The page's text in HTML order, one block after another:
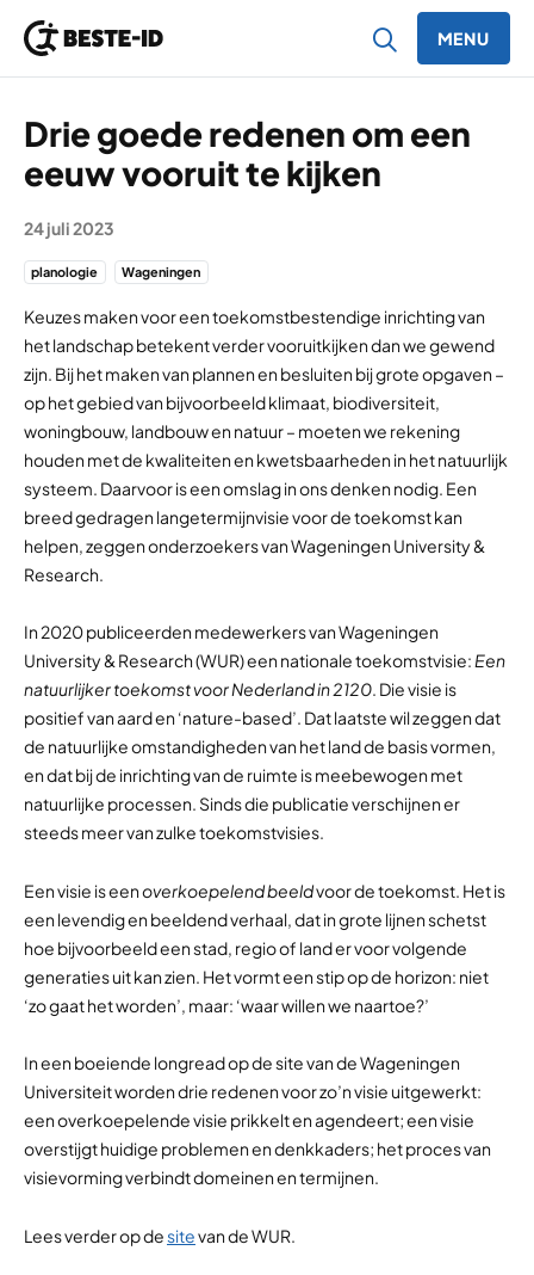
MENU
Drie goede redenen om een
eeuw vooruit te kijken
24 juli 2023
planologie Wageningen
Keuzes maken voor een toekomstbestendige inrichting van
het landschap betekent verder vooruitkijken dan we gewend
zijn. Bij het maken van plannen en besluiten bij grote opgaven –
op het gebied van bijvoorbeeld klimaat, biodiversiteit,
woningbouw, landbouw en natuur – moeten we rekening
houden met de kwaliteiten en kwetsbaarheden in het natuurlijk
systeem. Daarvoor is een omslag in ons denken nodig. Een
breed gedragen langetermijnvisie voor de toekomst kan
helpen, zeggen onderzoekers van Wageningen University &
Research.
In 2020 publiceerden medewerkers van Wageningen
University & Research (WUR) een nationale toekomstvisie: Een
natuurlijker toekomst voor Nederland in 2120. Die visie is
positief van aard en ‘nature-based’. Dat laatste wil zeggen dat
de natuurlijke omstandigheden van het land de basis vormen,
en dat bij de inrichting van de ruimte is meebewogen met
natuurlijke processen. Sinds die publicatie verschijnen er
steeds meer van zulke toekomstvisies.
Een visie is eenoverkoepelendbeeldvoor de toekomst. Het is
een levendig en beeldend verhaal, dat in grote lijnen schetst
hoe bijvoorbeeld een stad, regio of land er voor volgende
generaties uit kan zien. Het vormt een stip op de horizon: niet
‘zo gaat het worden’, maar: ‘waar willen we naartoe?’
In een boeiende longread op de site van de Wageningen
Universiteit worden drie redenen voor zo’n visie uitgewerkt:
een overkoepelende visie prikkelt en agendeert; een visie
overstijgt huidige problemen en denkkaders; het proces van
visievorming verbindt domeinen en termijnen.
Lees verder op de sitevan de WUR.